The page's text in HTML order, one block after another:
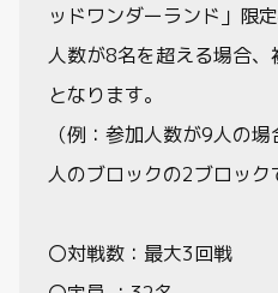
ッドワンダーランド」限
人数が8名を超える場合
となります。
（例：参加人数が9人の
人のブロックの2ブロック
〇対戦数：最大3回戦